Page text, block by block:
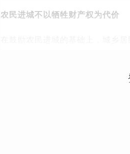
农民进城不以牺牲财产权为代价